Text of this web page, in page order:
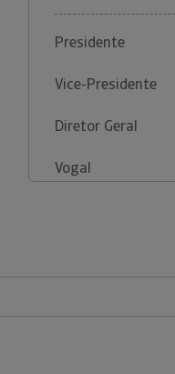
Presidente
Vice-Presidente
Diretor Geral
Vogal